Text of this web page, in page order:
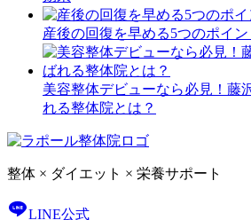
産後の回復を早める5つのポイン
美容整体デビューなら必見！藤
れる整体院とは？
整体 × ダイエット × 栄養サポート
LINE公式